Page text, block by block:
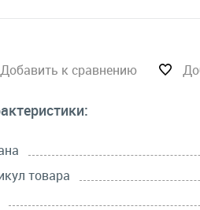
Добавить к сравнению
товара